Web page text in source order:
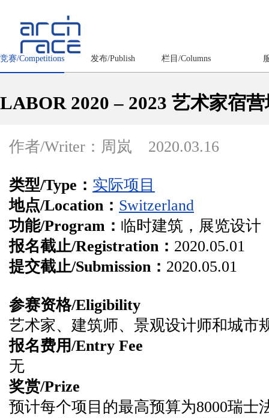
竞赛/Competitions 发布/Publish 栏目/Columns
LABOR 2020 – 2023 艺术家宿
作者/Writer：周岚 2020.03.16
类型/Type： 实际项目
地点/Location： Switzerland
功能/Program： 临时建筑，展览设计
报名截止/Registration： 2020.05.01
提交截止/Submission： 2020.05.01
参赛资格/Eligibility
艺术家、建筑师、景观设计师和城市
报名费用/Entry Fee
无
奖赏/Prize
预计每个项目的最高预算为8000瑞士